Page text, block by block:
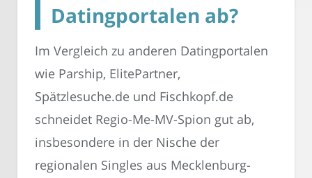
Datingportalen ab?
Im Vergleich zu anderen Datingportalen
wie Parship, ElitePartner,
Spätzlesuche.de und Fischkopf.de
schneidet Regio-Me-MV-Spion gut ab,
insbesondere in der Nische der
regionalen Singles aus Mecklenburg-